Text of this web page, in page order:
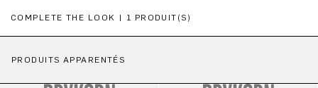
COMPLETE THE LOOK | 1 PRODUIT(S)
PRODUITS APPARENTÉS